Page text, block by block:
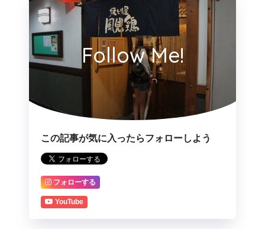
Follow Me!
この記事が気に入ったらフォローしよう
フォローする
YouTube